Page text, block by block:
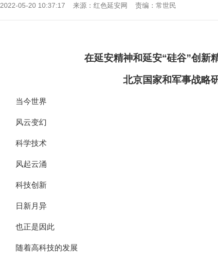
2022-05-20 10:37:17 来源：红色延安网 责编：常世民
在延安精神和延安“硅谷”创新
北京国家和军事战略
当今世界
风云变幻
科学技术
风起云涌
科技创新
日新月异
也正是因此
随着高科技的发展